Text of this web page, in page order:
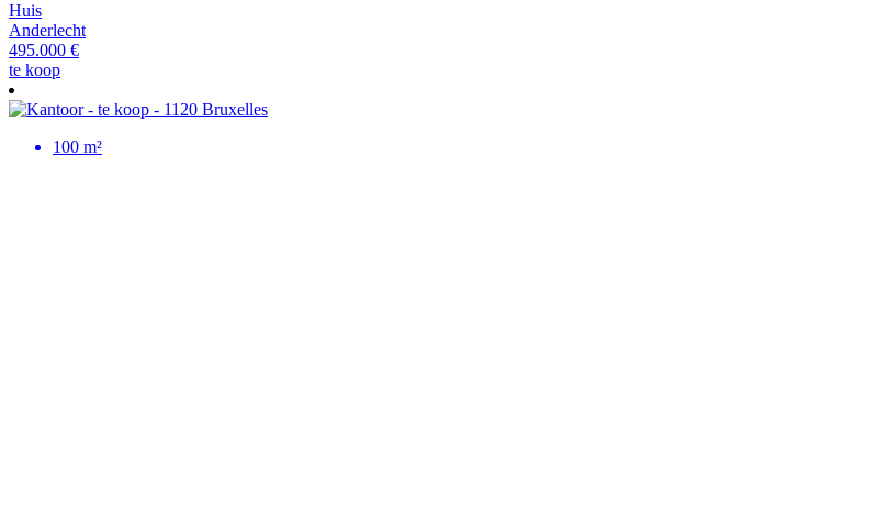
Huis
Anderlecht
495.000 €
te koop
100 m²